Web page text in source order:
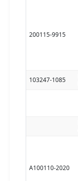
200115-9915
103247-1085
A100110-2020